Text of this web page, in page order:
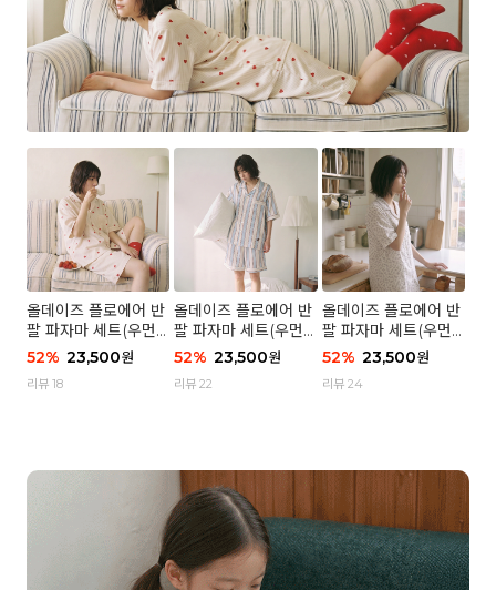
올데이즈 플로에어 반
팔 파자마 세트(우먼)
- 04 하트 컨페티
52% 23,500원
리뷰 18
올데이즈 플로에어 반
팔 파자마 세트(우먼)
- 03 브리즈 스트라이
52% 23,500원
리뷰 22
올데이즈 플로에어 반
팔 파자마 세트(우먼)
- 01 포슬 가든
52% 23,500원
리뷰 24